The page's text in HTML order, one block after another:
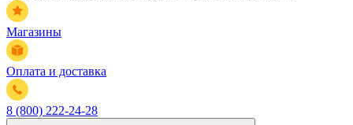
Магазины
Оплата и доставка
8 (800) 222-24-28